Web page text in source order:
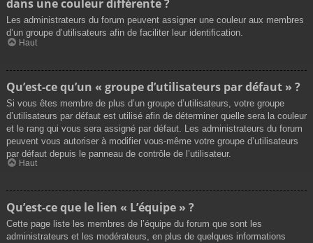
dans une couleur différente ?
Les administrateurs du forum peuvent assigner une couleur aux membres
d’un groupe d’utilisateurs afin de faciliter leur identification.
Haut
Qu’est-ce qu’un « groupe d’utilisateurs par défaut » ?
Si vous êtes membre de plus d’un groupe d’utilisateurs, votre groupe
d’utilisateurs par défaut est utilisé afin de déterminer quelle sera la couleur
et le rang qui vous sera assigné par défaut. Les administrateurs du forum
peuvent vous autoriser à modifier vous-même votre groupe d’utilisateurs
par défaut depuis le panneau de contrôle de l’utilisateur.
Haut
Qu’est-ce que le lien « L’équipe » ?
Cette page liste les membres de l’équipe du forum que sont les
administrateurs et les modérateurs, en plus de quelques informations